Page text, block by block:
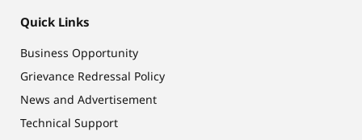
Quick Links
Business Opportunity
Grievance Redressal Policy
News and Advertisement
Technical Support